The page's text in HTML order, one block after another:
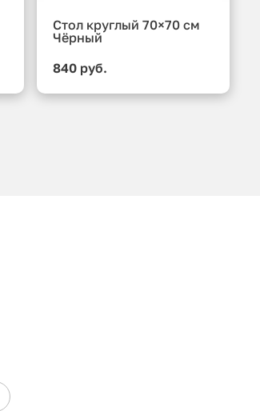
Стол круглый 70×70 см
Чёрный
840 руб.